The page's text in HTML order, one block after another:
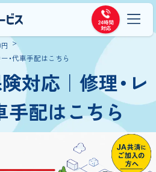
・代車手配はこちら
対応｜修理・レ
手配はこちら